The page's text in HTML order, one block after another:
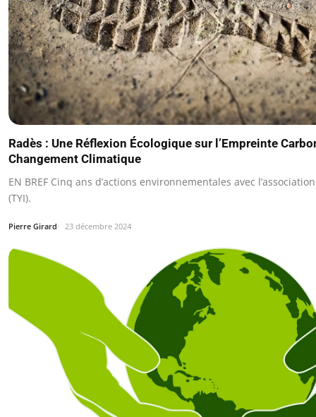
Radès : Une Réflexion Écologique sur l’Empreinte
Changement Climatique
EN BREF Cinq ans d’actions environnementales avec
(TYI).
Pierre Girard 23 décembre 2024